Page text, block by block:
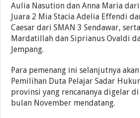
Aulia Nasution dan Anna Maria dari
Juara 2 Mia Stacia Adelia Effendi
Caesar dari SMAN 3 Sendawar,
Mardatillah dan Siprianus Ovaldi
Jempang.
Para pemenang ini selanjutnya
Pemilihan Duta Pelajar Sadar
provinsi yang rencananya digelar
bulan November mendatang.